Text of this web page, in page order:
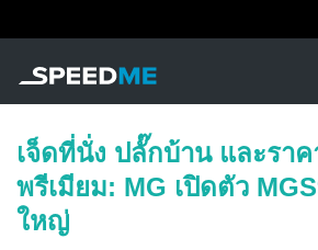
เจ็ดที่นั่ง ปลั๊กบ้าน และรา
พรีเมียม: MG เปิดตัว
ใหญ่